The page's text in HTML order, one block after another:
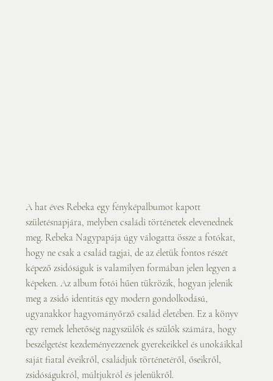
A hat éves Rebeka egy fényképalbumot kapott
születésnapjára, melyben családi történetek elevenednek
meg. Rebeka Nagypapája úgy válogatta össze a fotókat,
hogy ne csak a család tagjai, de az életük fontos részét
képező zsidóságuk is valamilyen formában jelen legyen a
képeken. Az album fotói hűen tükrözik, hogyan jelenik
meg a zsidó identitás egy modern gondolkodású,
ugyanakkor hagyományőrző család életében. Ez a könyv
egy remek lehetőség nagyszülők és szülők számára, hogy
beszélgetést kezdeményezzenek gyerekeikkel és unokáikkal
saját fiatal éveikről, családjuk történetéről, őseikről,
zsidóságukról, múltjukról és jelenükről.